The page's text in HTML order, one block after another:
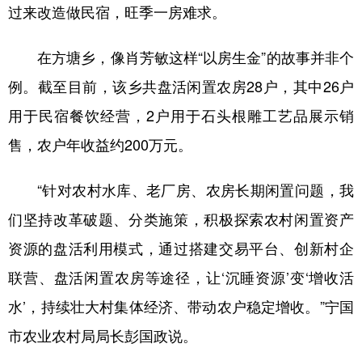
北京 天津 河北
辽宁 吉林 上海 江苏
浙江 安徽 福建 江西
山东 河南 湖北 湖南
广东 广西
四川 贵州 云南 西藏
陕西 甘肃 青海 宁夏
新疆 内蒙古 黑龙江
多语种频道
过来改造做民宿，旺季一房难求。
在方塘乡，像肖芳敏这样“以房生金”的故事并非个
例。截至目前，该乡共盘活闲置农房28户，其中26户
用于民宿餐饮经营，2户用于石头根雕工艺品展示销
售，农户年收益约200万元。
“针对农村水库、老厂房、农房长期闲置问题，我
们坚持改革破题、分类施策，积极探索农村闲置资产
资源的盘活利用模式，通过搭建交易平台、创新村企
联营、盘活闲置农房等途径，让‘沉睡资源’变‘增收活
水’，持续壮大村集体经济、带动农户稳定增收。”宁国
市农业农村局局长彭国政说。